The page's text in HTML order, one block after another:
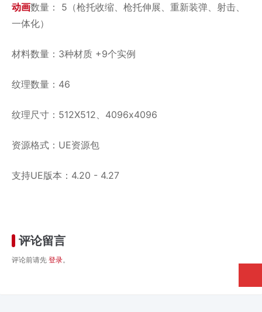
动画数量： 5（枪托收缩、枪托伸展、重新装弹、射击、
一体化）
材料数量：3种材质 +9个实例
纹理数量：46
纹理尺寸：512X512、4096x4096
资源格式：UE资源包
支持UE版本：4.20 - 4.27
评论留言
评论前请先 登录。